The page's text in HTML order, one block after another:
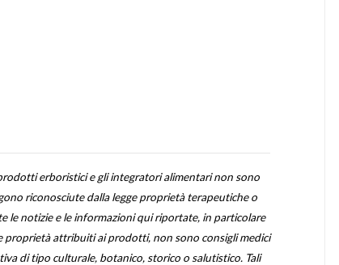
erboristici e gli integratori alimentari non sono
riconosciute dalla legge proprietà terapeutiche o
le notizie e le informazioni qui riportate, in particolare
proprietà attribuiti ai prodotti, non sono consigli medici
di tipo culturale, botanico, storico o salutistico. Tali